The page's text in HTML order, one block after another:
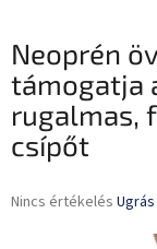
Neoprén
támogatja
rugalmas,
csípőt
A
Nincs értékelés